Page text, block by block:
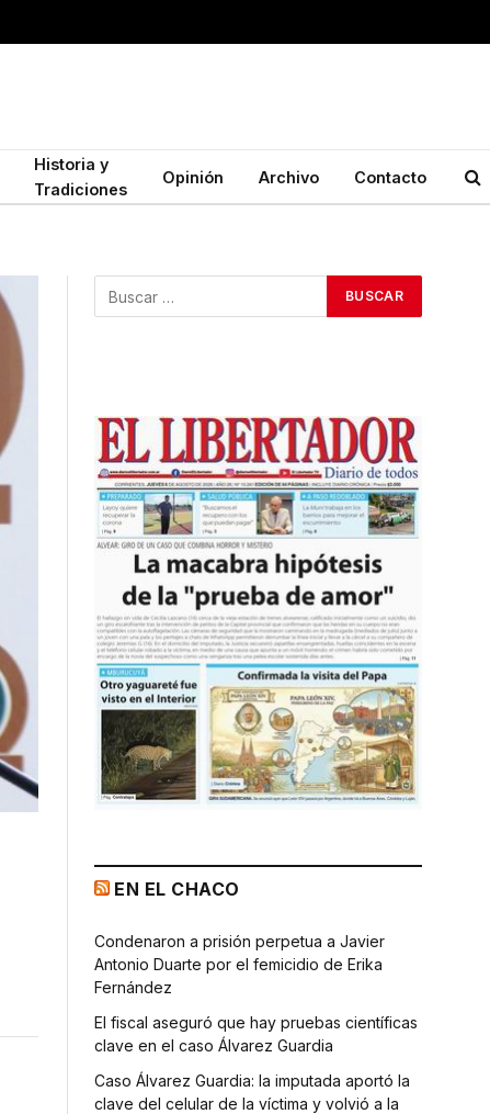
Historia y
Tradiciones
Opinión Archivo Contacto
EN EL CHACO
Condenaron a prisión perpetua a Javier
Antonio Duarte por el femicidio de Erika
Fernández
El fiscal aseguró que hay pruebas científicas
clave en el caso Álvarez Guardia
Caso Álvarez Guardia: la imputada aportó la
clave del celular de la víctima y volvió a la